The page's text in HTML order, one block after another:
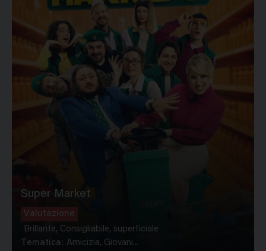
Super Market
Valutazione
Brillante, Consigliabile, superficiale
Tematica: Amicizia, Giovani...